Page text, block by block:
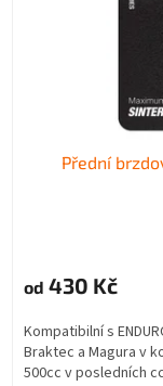
Přední
od 430 Kč
Kompatibilní s
Braktec a Magura v
500cc v posledních